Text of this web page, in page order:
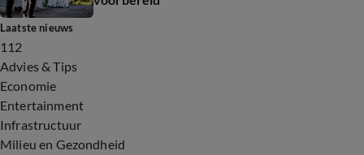
Laatste nieuws
112
Advies & Tips
Economie
Entertainment
Infrastructuur
Milieu en Gezondheid